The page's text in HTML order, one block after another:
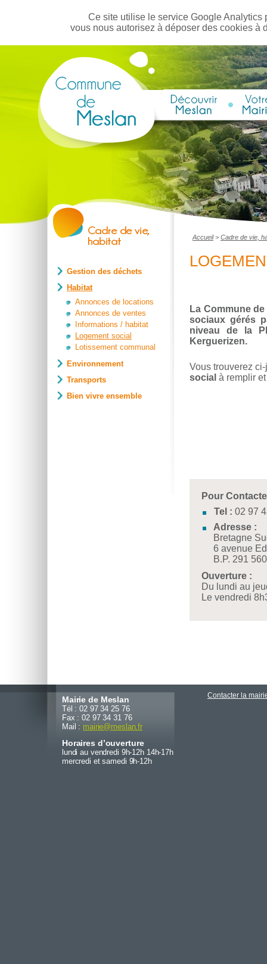
Ce site utilise le service Google
vous nous autorisez à déposer des cookies
Gestion des déchets
Habitat
Annonces de locations
Annonces de ventes
Informations / habitat
Logement social
Lotissement communal
Environnement
Transports
Bien vivre ensemble
Accueil> Cadre de vie,
La Commune
sociaux gérés
niveau de la
Kerguerizen.
Vous trouverez
social à remplir
Pour
Tel : 02 97
Adresse :
Bretagne
6 avenue
B.P. 291
Ouverture :
Du lundi au
Le vendredi
Mairie de Meslan
Tél : 02 97 34 25 76
Fax : 02 97 34 31 76
Mail : mairie@meslan.fr
Horaires d’ouverture
lundi au vendredi 9h-12h 14h-17h
mercredi et samedi 9h-12h
Contacter la